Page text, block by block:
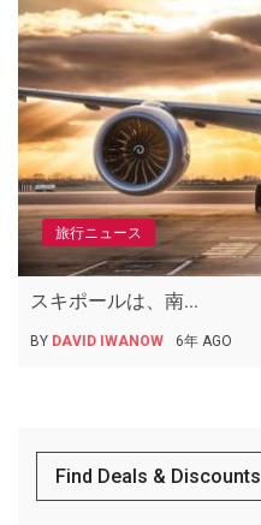
旅行ニュース
スキポールは、南...
BY DAVID IWANOW 6年 AGO
Find Deals & Discounts